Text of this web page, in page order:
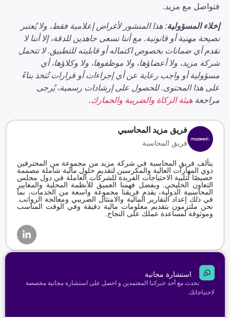
فتواصل مع مزيد.
إخلاء المسؤولية: هذا المنشور لأغراض إعلامية فقط، ولا يُعتبر
نصيحة مهنية أو قانونية. مع أننا نسعى جاهدين للدقة، إلا أننا لا
نقدم أي ضمانات بخصوص اكتماله أو قابليته للتطبيق. لا تتحمل
شركة مزيد، ولا أعضاؤها، ولا موظفوها، ولا وكلاؤها، أي
مسؤولية أو واجب رعاية عن أي إجراءات أو قرارات تُتخذ بناءً
على هذا المحتوى. للحصول على إرشادات رسمية، يُرجى
مراجعة هيئة الزكاة والضريبة والجمارك.
فريق مزيد المحاسبي
فريق المحاسبة
يتألف فريق المحاسبة في شركة مزيد من مجموعة من المحترفين
ذوي المهارات العالية والمكرسين لتقديم حلول مالية شاملة مصممة
خصيصًا لتلبية الاحتياجات الفريدة للشركات العاملة في دول مجلس
التعاون الخليجي. وبفضل فهمنا العميق للأنظمة المحلية والمعايير
المحاسبية الدولية، يقدم فريقنا مجموعة واسعة من الخدمات، بما
في ذلك إعداد التقارير المالية والامتثال الضريبي ومعالجة الرواتب.
نحن ملتزمون بتقديم معلومات مالية دقيقة وفي الوقت المناسب
وموثوقة لمساعدة عملك على النجاح.
استشارة مجانية
تحدث مع أحد خبرائنا المعتمدين و احصل على استشارة مجانية مخصصة
لاحتياجاتك.